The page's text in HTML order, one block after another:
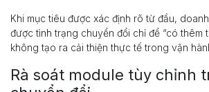
Khi mục tiêu được xác định rõ từ đầu,
được tình trạng chuyển đổi chỉ để “có thêm
không tạo ra cải thiện thực tế trong vận
Rà soát module tùy chỉnh